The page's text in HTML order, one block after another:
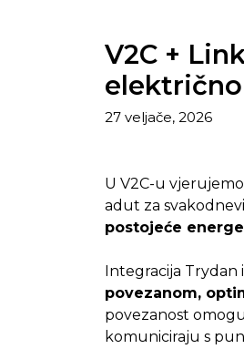
V2C +
27 veljače, 2026
U V2C-u
adut za
postojeće
Integracija
povezanom,
povezanost
komuniciraju s